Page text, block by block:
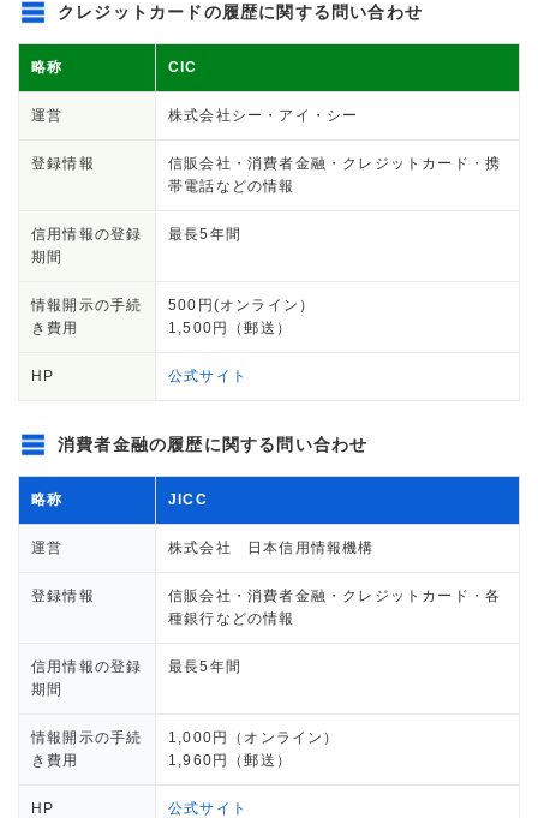
クレジットカードの履歴に関する問い合わせ
略称 CIC
運営 株式会社シー・アイ・シー
登録情報
信販会社・消費者金融・クレジットカード・携
帯電話などの情報
信用情報の登録
期間
最長5年間
情報開示の手続
き費用
500円(オンライン）
1,500円（郵送）
HP 公式サイト
消費者金融の履歴に関する問い合わせ
略称 JICC
運営 株式会社 日本信用情報機構
登録情報
信販会社・消費者金融・クレジットカード・各
種銀行などの情報
信用情報の登録
期間
最長5年間
情報開示の手続
き費用
1,000円（オンライン）
1,960円（郵送）
HP 公式サイト